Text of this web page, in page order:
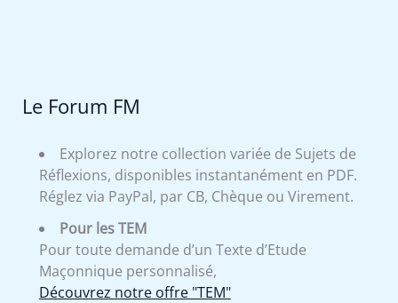
Le Forum FM
Explorez notre collection variée de Sujets de
Réflexions, disponibles instantanément en PDF.
Réglez via PayPal, par CB, Chèque ou Virement.
Pour les TEM
Pour toute demande d’un Texte d’Etude
Maçonnique personnalisé,
Découvrez notre offre "TEM"